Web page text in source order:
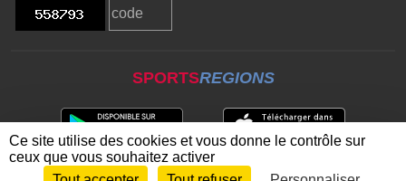
SPORTSREGIONS
Ce site utilise des cookies et vous donne le contrôle sur
ceux que vous souhaitez activer